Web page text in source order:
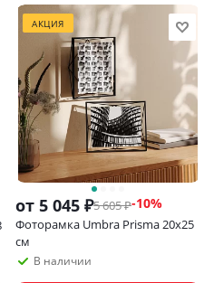
АКЦИЯ
от 5 045 ₽5 605 ₽-10%
Фоторамка Umbra Prisma 20х25
см
В наличии